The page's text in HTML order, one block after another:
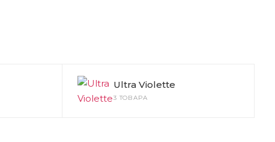
Ultra Violette
3 ТОВАРА